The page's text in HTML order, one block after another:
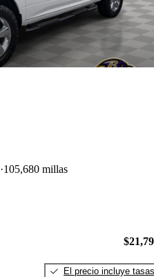
105,680 millas
El precio incluye tasas